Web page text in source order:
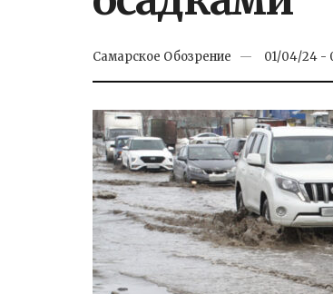
Самарское Обозрение 01/04/24 -